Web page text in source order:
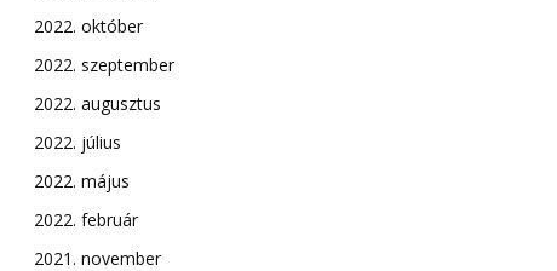
2022. október
2022. szeptember
2022. augusztus
2022. július
2022. május
2022. február
2021. november